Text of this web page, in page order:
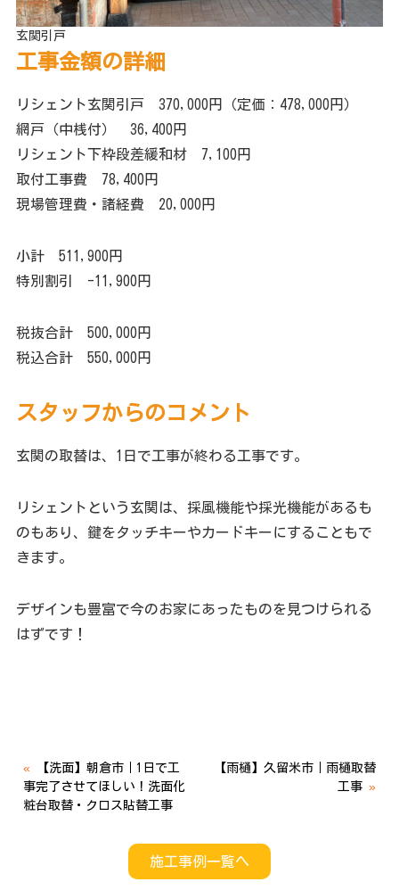
玄関引戸
工事金額の詳細
リシェント玄関引戸 370,000円（定価：478,000円）
網戸（中桟付） 36,400円
リシェント下枠段差緩和材 7,100円
取付工事費 78,400円
現場管理費・諸経費 20,000円
小計 511,900円
特別割引 -11,900円
税抜合計 500,000円
税込合計 550,000円
スタッフからのコメント
玄関の取替は、1日で工事が終わる工事です。
リシェントという玄関は、採風機能や採光機能があるも
のもあり、鍵をタッチキーやカードキーにすることもで
きます。
デザインも豊富で今のお家にあったものを見つけられる
はずです！
«
【洗面】朝倉市｜1日で工
事完了させてほしい！洗面化
粧台取替・クロス貼替工事
【雨樋】久留米市｜雨樋取替
工事»
施工事例一覧へ